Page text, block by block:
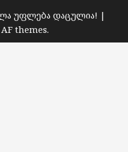
უფლება დაცულია! |
themes.